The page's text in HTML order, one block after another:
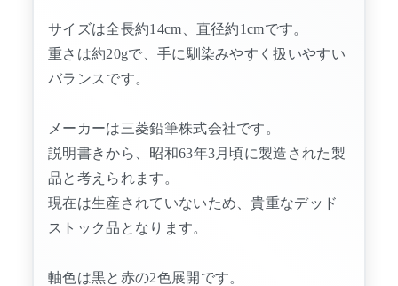
サイズは全長約14cm、直径約1cmです。
重さは約20gで、手に馴染みやすく扱いやすい
バランスです。
メーカーは三菱鉛筆株式会社です。
説明書きから、昭和63年3月頃に製造された製
品と考えられます。
現在は生産されていないため、貴重なデッド
ストック品となります。
軸色は黒と赤の2色展開です。